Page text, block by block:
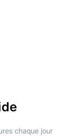
chaque jour